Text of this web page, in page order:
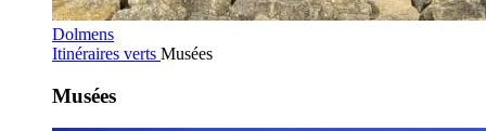
Dolmens
Itinéraires verts Musées
Musées